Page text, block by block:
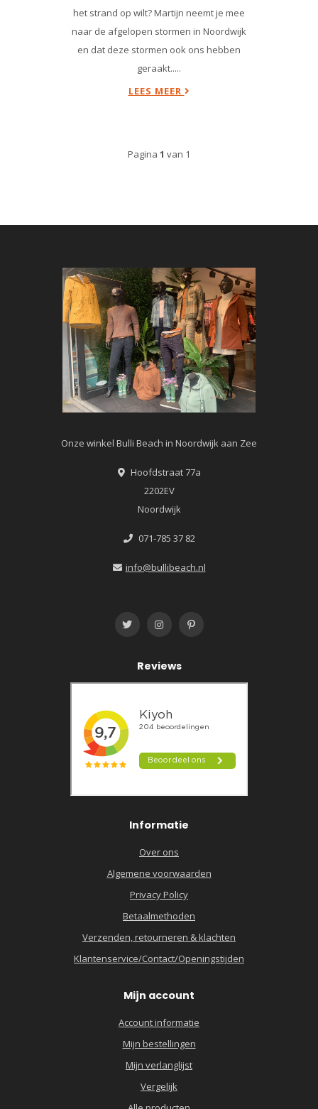
het strand op wilt? Martijn neemt je mee
naar de afgelopen stormen in Noordwijk
en dat deze stormen ook ons hebben
geraakt.....
LEES MEER
Pagina 1 van 1
Onze winkel Bulli Beach in Noordwijk aan Zee
Hoofdstraat 77a
2202EV
Noordwijk
071-785 37 82
info@bullibeach.nl
Reviews
Informatie
Over ons
Algemene voorwaarden
Privacy Policy
Betaalmethoden
Verzenden, retourneren & klachten
Klantenservice/Contact/Openingstijden
Mijn account
Account informatie
Mijn bestellingen
Mijn verlanglijst
Vergelijk